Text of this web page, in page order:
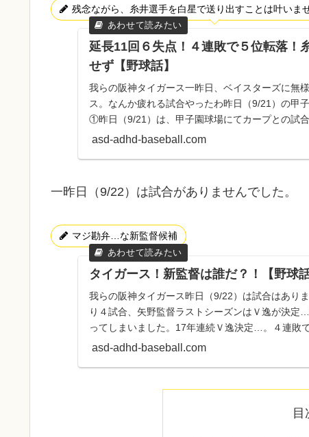
残念ながら、糸井選手を白星で送り出すことは叶いま
延長11回６失点！４連敗で５位転落！
せず【野球話】
我らの阪神タイガース一昨日、ベイスターズに無
ス。なんか疲れる試合やったわ昨日（9/21）の甲
①昨日（9/21）は、甲子園球場にてカープとの試
の試合の両チーム...
asd-adhd-baseball.com
一昨日（9/22）は試合がありませんでした。
マジ勘弁…な新監督候補
タイガース！新監督は誰だ？！【野球話
我らの阪神タイガース昨日（9/22）は試合はあり
り４試合、矢野監督ラストシーズンはＶ逸が決定
ってしまいました。17年連続Ｖ逸決定…。４連敗
による新監督開幕...
asd-adhd-baseball.com
目